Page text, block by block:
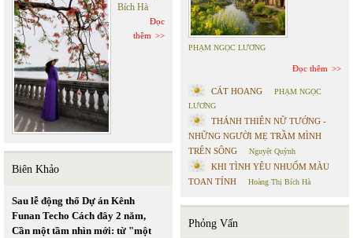
Bích Hà
Đọc
thêm
Biên Khảo
Sau lễ động thổ Dự án Kênh
Funan Techo Cách đây 2 năm,
Cần một tầm nhìn mới: từ "một
PHẠM NGỌC LƯƠNG
Đọc thêm
CÁT HOANG
PHẠM NGỌC
LƯƠNG
THÁNH THIÊN NỮ TƯỚNG -
NHỮNG NGƯỜI MẸ TRẦM MÌNH
TRÊN SÔNG
Nguyệt Quỳnh
KHI TÌNH YÊU NHUỐM MÀU
TOAN TÍNH
Hoàng Thị Bích Hà
Phỏng Vấn